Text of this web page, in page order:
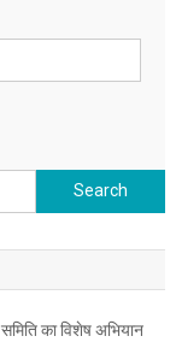
Search for:
का विशेष अभियान